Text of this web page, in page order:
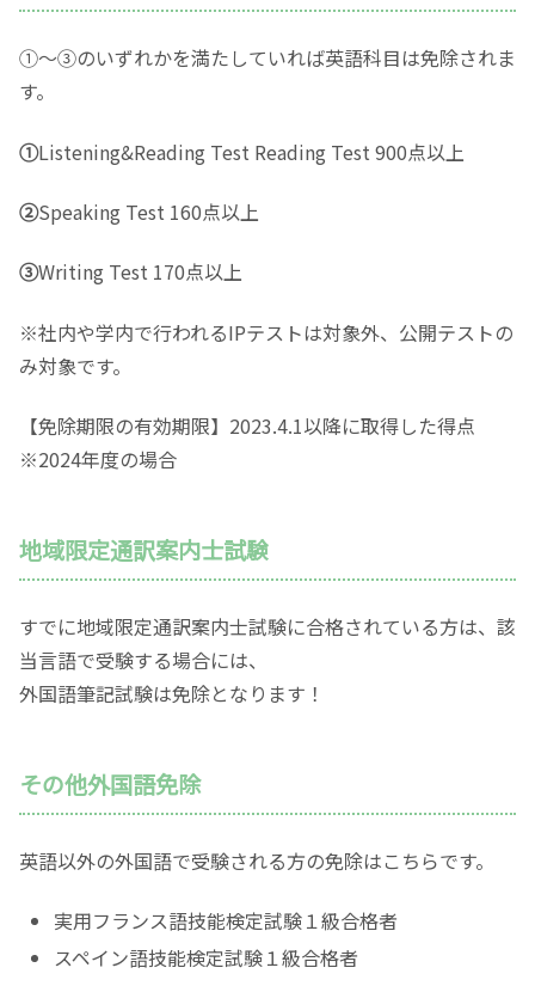
①～③のいずれかを満たしていれば英語科目は免除されま
す。
①Listening&Reading Test Reading Test 900点以上
②Speaking Test 160点以上
③Writing Test 170点以上
※社内や学内で行われるIPテストは対象外、公開テストの
み対象です。
【免除期限の有効期限】2023.4.1以降に取得した得点
※2024年度の場合
地域限定通訳案内士試験
すでに地域限定通訳案内士試験に合格されている方は、該
当言語で受験する場合には、
外国語筆記試験は免除となります！
その他外国語免除
英語以外の外国語で受験される方の免除はこちらです。
実用フランス語技能検定試験１級合格者
スペイン語技能検定試験１級合格者